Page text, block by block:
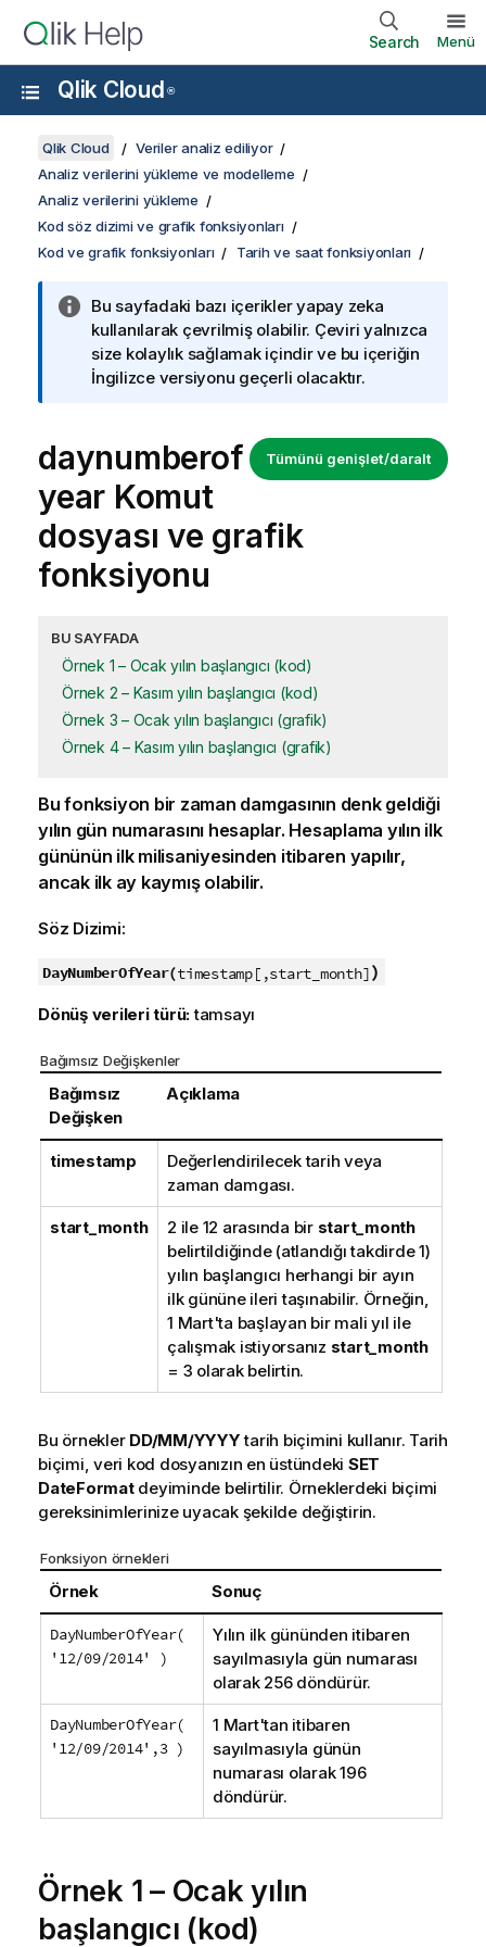
Search Menü
Qlik Cloud ®
Qlik Cloud
Veriler analiz ediliyor
Analiz verilerini yükleme ve modelleme
Analiz verilerini yükleme
Kod söz dizimi ve grafik fonksiyonları
Kod ve grafik fonksiyonları
Tarih ve saat fonksiyonları
Bu sayfadaki bazı içerikler yapay zeka
kullanılarak çevrilmiş olabilir. Çeviri yalnızca
size kolaylık sağlamak içindir ve bu içeriğin
İngilizce versiyonu geçerli olacaktır.
Tümünü genişlet/daralt
daynumberof
year Komut
dosyası ve grafik
fonksiyonu
BU SAYFADA
Örnek 1 – Ocak yılın başlangıcı (kod)
Örnek 2 – Kasım yılın başlangıcı (kod)
Örnek 3 – Ocak yılın başlangıcı (grafik)
Örnek 4 – Kasım yılın başlangıcı (grafik)
Bu fonksiyon bir zaman damgasının denk geldiği
yılın gün numarasını hesaplar. Hesaplama yılın ilk
gününün ilk milisaniyesinden itibaren yapılır,
ancak ilk ay kaymış olabilir.
Söz Dizimi:
DayNumberOfYear(timestamp[,start_month])
Dönüş verileri türü:tamsayı
Bağımsız Değişkenler
Bağımsız
Değişken
Açıklama
timestamp
Değerlendirilecek tarih veya
zaman damgası.
start_month 2 ile 12 arasında bir start_month
belirtildiğinde (atlandığı takdirde 1)
yılın başlangıcı herhangi bir ayın
ilk gününe ileri taşınabilir. Örneğin,
1 Mart'ta başlayan bir mali yıl ile
çalışmak istiyorsanız start_month
= 3 olarak belirtin.
Bu örnekler DD/MM/YYYYtarih biçimini kullanır. Tarih
biçimi, veri kod dosyanızın en üstündeki SET
DateFormatdeyiminde belirtilir. Örneklerdeki biçimi
gereksinimlerinize uyacak şekilde değiştirin.
Fonksiyon örnekleri
Örnek Sonuç
DayNumberOfYear(
'12/09/2014' )
Yılın ilk gününden itibaren
sayılmasıyla gün numarası
olarak 256 döndürür.
DayNumberOfYear(
'12/09/2014',3 )
1 Mart'tan itibaren
sayılmasıyla günün
numarası olarak 196
döndürür.
Örnek 1 – Ocak yılın
başlangıcı (kod)